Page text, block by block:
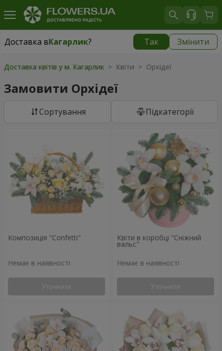
Доставка вКагарлик? Так Змінити
Доставка вКагарлик|
Доставка квітів у м. Кагарлик > Квіти > Орхідеї
Замовити Орхідеї
Сортування Підкатегорії
Композиція "Confetti"
Немає в наявності
Уточнити
Квіти в коробці "Сніжний
вальс"
Немає в наявності
Уточнити